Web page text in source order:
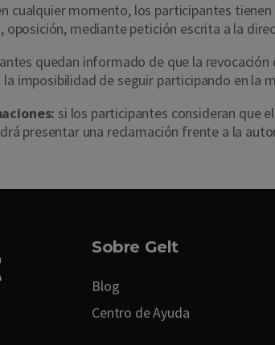
cualquier momento, los participantes
mediante petición escrita a la
quedan informado de que la
imposibilidad de seguir participando en la
si los participantes consideran que
presentar una reclamación frente a la
Sobre Gelt
Blog
Centro de Ayuda